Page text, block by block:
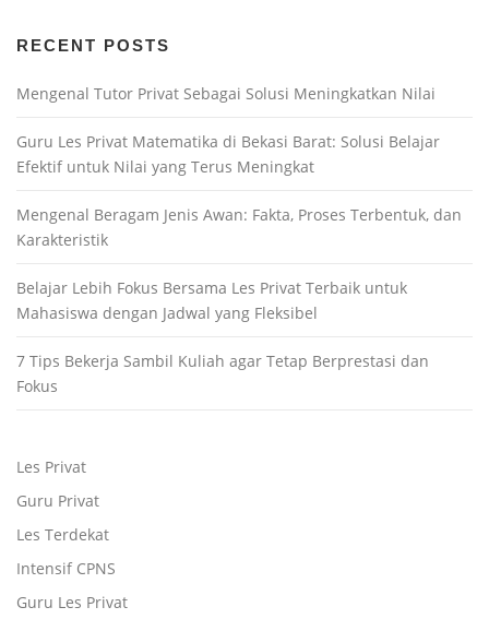
RECENT POSTS
Mengenal Tutor Privat Sebagai Solusi Meningkatkan Nilai
Guru Les Privat Matematika di Bekasi Barat: Solusi Belajar
Efektif untuk Nilai yang Terus Meningkat
Mengenal Beragam Jenis Awan: Fakta, Proses Terbentuk, dan
Karakteristik
Belajar Lebih Fokus Bersama Les Privat Terbaik untuk
Mahasiswa dengan Jadwal yang Fleksibel
7 Tips Bekerja Sambil Kuliah agar Tetap Berprestasi dan
Fokus
Les Privat
Guru Privat
Les Terdekat
Intensif CPNS
Guru Les Privat